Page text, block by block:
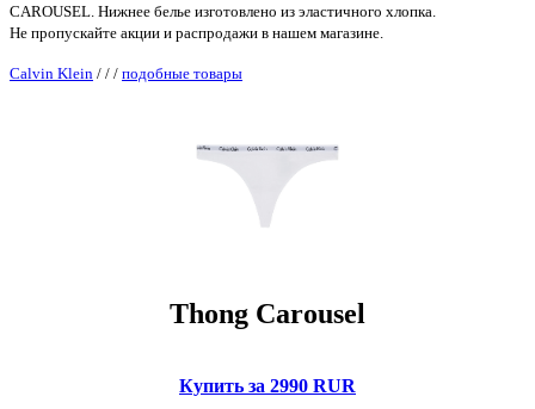
CAROUSEL. Нижнее белье изготовлено из эластичного хлопка.
Не пропускайте акции и распродажи в нашем магазине.
Calvin Klein / / / подобные товары
Thong Carousel
Купить за 2990 RUR